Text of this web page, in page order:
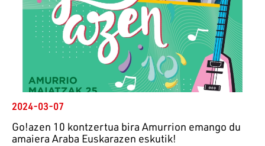
2024-03-07
Go!azen 10 kontzertua bira Amurrion emango du
amaiera Araba Euskarazen eskutik!